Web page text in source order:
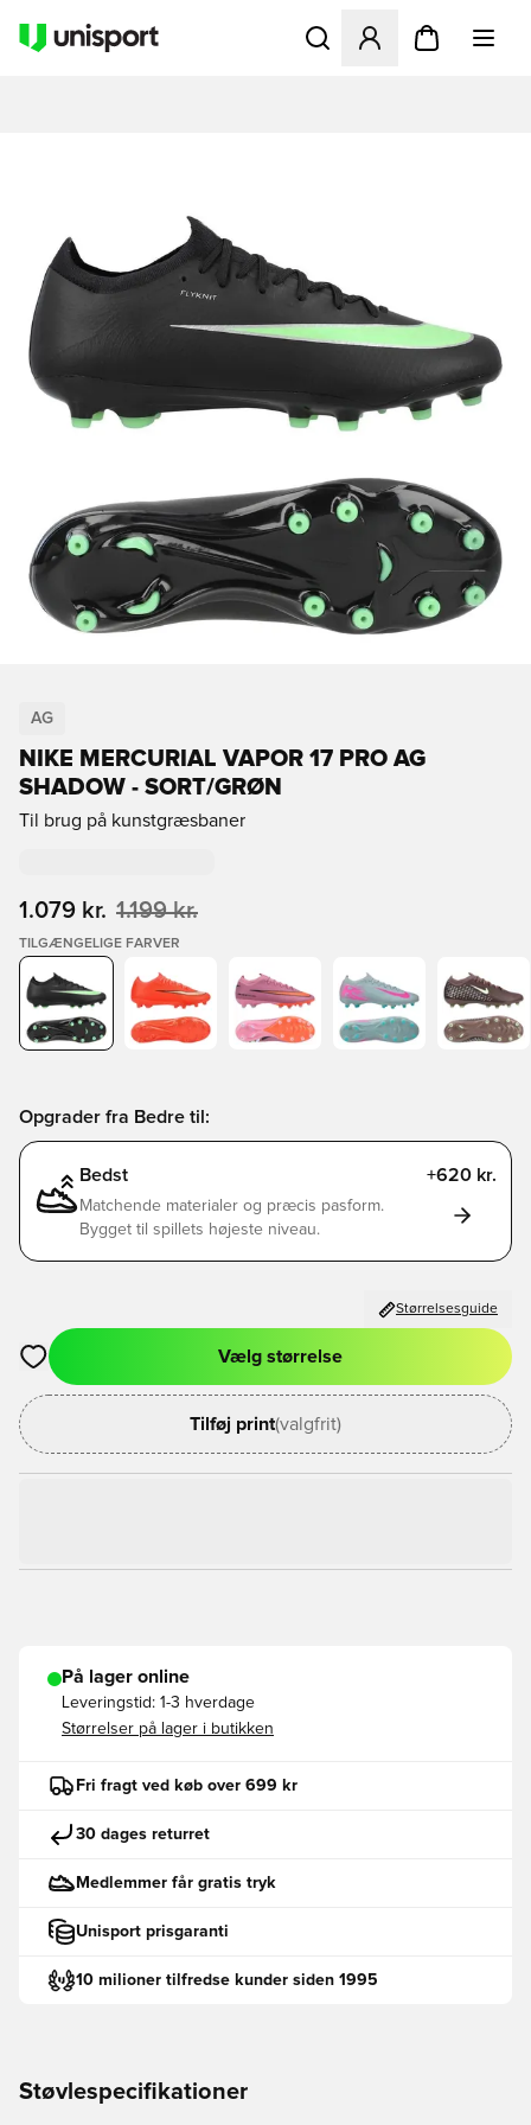
Åbner en Modal til at
AG
NIKE MERCURIAL VAPOR 17 PRO AG
SHADOW - SORT/GRØN
Til brug på kunstgræsbaner
1.079 kr. 1.199 kr.
TILGÆNGELIGE FARVER
Opgrader fra Bedre til:
Bedst +620 kr.
Matchende materialer og præcis pasform.
Bygget til spillets højeste niveau.
Størrelsesguide
Åbner en Modal til at logge ind eller tilmelde dig som medlem
Vælg størrelse
Tilføj print(valgfrit)
På lager online
Leveringstid: 1-3 hverdage
Størrelser på lager i butikken
Fri fragt ved køb over 699 kr
30 dages returret
Medlemmer får gratis tryk
Unisport prisgaranti
10 milioner tilfredse kunder siden 1995
Støvlespecifikationer